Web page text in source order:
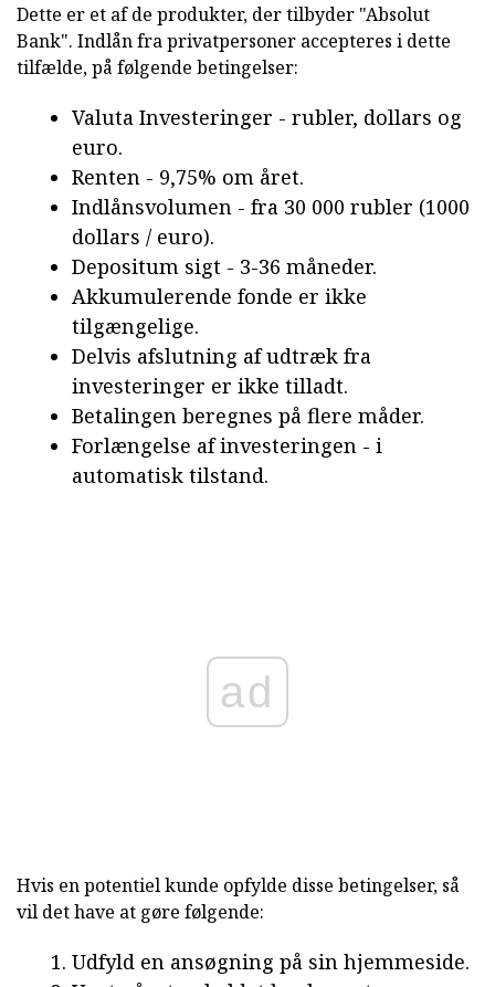
Dette er et af de produkter, der tilbyder "Absolut
Bank". Indlån fra privatpersoner accepteres i dette
tilfælde, på følgende betingelser:
Valuta Investeringer - rubler, dollars og
euro.
Renten - 9,75% om året.
Indlånsvolumen - fra 30 000 rubler (1000
dollars / euro).
Depositum sigt - 3-36 måneder.
Akkumulerende fonde er ikke
tilgængelige.
Delvis afslutning af udtræk fra
investeringer er ikke tilladt.
Betalingen beregnes på flere måder.
Forlængelse af investeringen - i
automatisk tilstand.
ad
Hvis en potentiel kunde opfylde disse betingelser, så
vil det have at gøre følgende:
Udfyld en ansøgning på sin hjemmeside.